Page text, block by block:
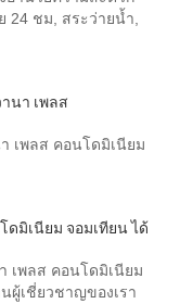
24 ชม, สระว่ายน้ำ,
นา เพลส
เพลส คอนโดมิเนียม
มิเนียม จอมเทียน ได้
เพลส คอนโดมิเนียม
ผู้เชี่ยวชาญของเรา